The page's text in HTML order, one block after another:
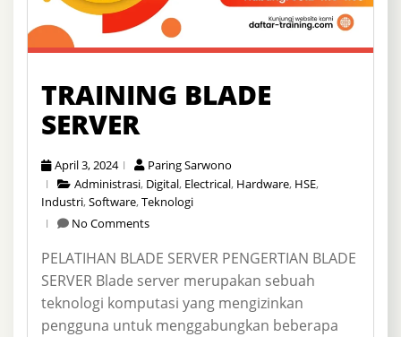
TRAINING BLADE
SERVER
April 3, 2024
Paring Sarwono
Administrasi, Digital, Electrical, Hardware, HSE,
Industri,Software,Teknologi
No Comments
PELATIHAN BLADE SERVER PENGERTIAN BLADE
SERVER Blade server merupakan sebuah
teknologi komputasi yang mengizinkan
pengguna untuk menggabungkan beberapa